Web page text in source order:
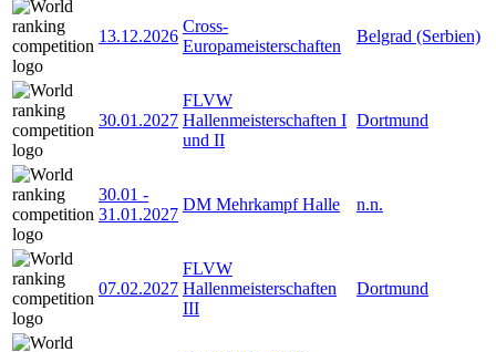
13.12.2026
Cross-
Europameisterschaften
Belgrad (Serbien)
30.01.2027
FLVW
Hallenmeisterschaften I
und II
Dortmund
30.01 -
31.01.2027
DM Mehrkampf Halle n.n.
07.02.2027
FLVW
Hallenmeisterschaften
III
Dortmund